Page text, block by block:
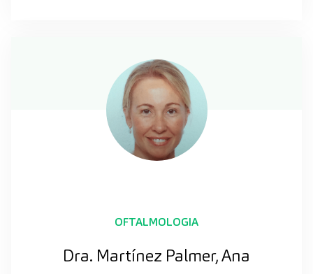
OFTALMOLOGIA
Dra. Martínez Palmer, Ana